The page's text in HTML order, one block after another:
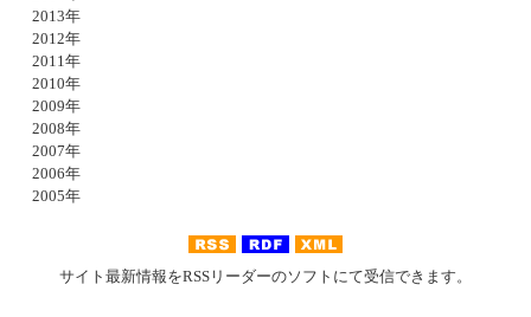
2013年
2012年
2011年
2010年
2009年
2008年
2007年
2006年
2005年
サイト最新情報をRSSリーダーのソフトにて受信できます。